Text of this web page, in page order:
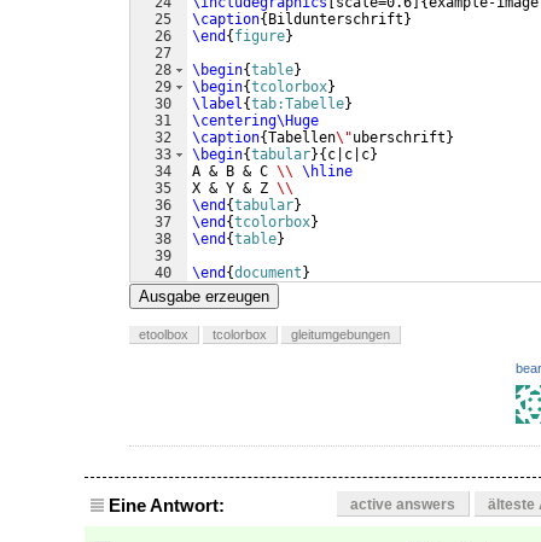
25
26
27
28
29
30
31
32
33
34
35
36
37
38
39
40
\caption{ Bildunterschrift }
\end { figure}
\begin{table}
\begin{tcolorbox}
\label{tab:Tabelle}
\centering\Huge
\caption{Tabellen\"uberschrift }
\begin{tabular}{ c|c|c}
A & B & C \\ \hline
X & Y & Z \\
\end {tabular}
\end {tcolorbox}
\end {table}
\end {document }
Ausgabe erzeugen
etoolbox tcolorbox gleitumgebungen
Eine Antwort: active answers älteste